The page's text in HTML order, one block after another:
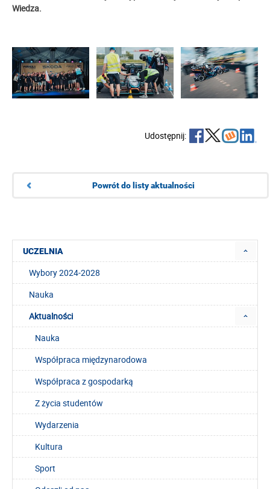
Wiedza.
Udostępnij:
Powrót do listy aktualności
UCZELNIA
Wybory 2024-2028
Nauka
Aktualności
Nauka
Współpraca międzynarodowa
Współpraca z gospodarką
Z życia studentów
Wydarzenia
Kultura
Sport